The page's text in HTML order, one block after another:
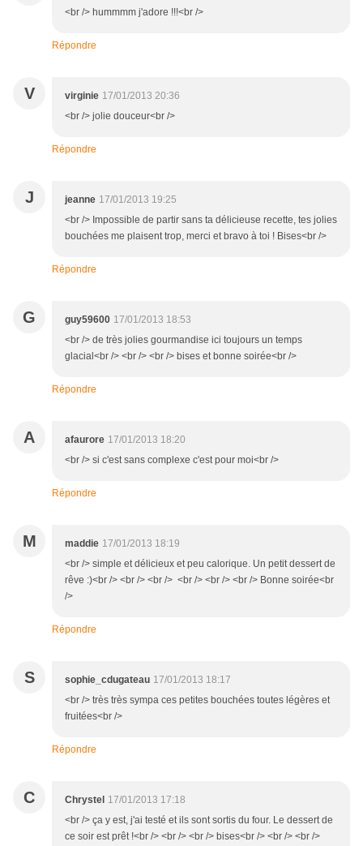
<br /> hummmm j'adore !!!<br />
Répondre
V virginie 17/01/2013 20:36
<br /> jolie douceur<br />
Répondre
J jeanne 17/01/2013 19:25
<br /> Impossible de partir sans ta délicieuse recette, tes jolies
bouchées me plaisent trop, merci et bravo à toi ! Bises<br />
Répondre
G guy59600 17/01/2013 18:53
<br /> de très jolies gourmandise ici toujours un temps
glacial<br /> <br /> <br /> bises et bonne soirée<br />
Répondre
A afaurore 17/01/2013 18:20
<br /> si c'est sans complexe c'est pour moi<br />
Répondre
M maddie 17/01/2013 18:19
<br /> simple et délicieux et peu calorique. Un petit dessert de
rêve :)<br /> <br /> <br /> <br /> <br /> <br /> Bonne soirée<br
/>
Répondre
S sophie_cdugateau 17/01/2013 18:17
<br /> très très sympa ces petites bouchées toutes légères et
fruitées<br />
Répondre
C Chrystel 17/01/2013 17:18
<br /> ça y est, j'ai testé et ils sont sortis du four. Le dessert de
ce soir est prêt !<br /> <br /> <br /> bises<br /> <br /> <br />